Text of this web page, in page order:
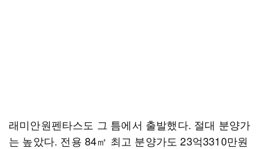
래미안원펜타스도 그 틈에서 출발했다. 절대 분양가
는 높았다. 전용 84㎡ 최고 분양가도 23억3310만원